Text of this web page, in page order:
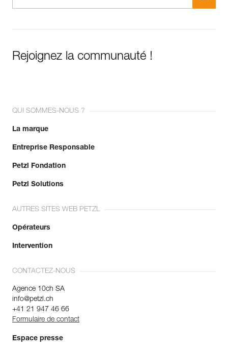
Rejoignez la communauté !
QUI SOMMES-NOUS ?
La marque
Entreprise Responsable
Petzl Fondation
Petzl Solutions
AUTRES SITES WEB PETZL
Opérateurs
Intervention
CONTACTEZ-NOUS
Agence 10ch SA
info@petzl.ch
+41 21 947 46 66
Formulaire de contact
Espace presse